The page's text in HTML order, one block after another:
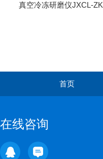
真空冷冻研磨仪JXCL-ZK
首页
在线咨询